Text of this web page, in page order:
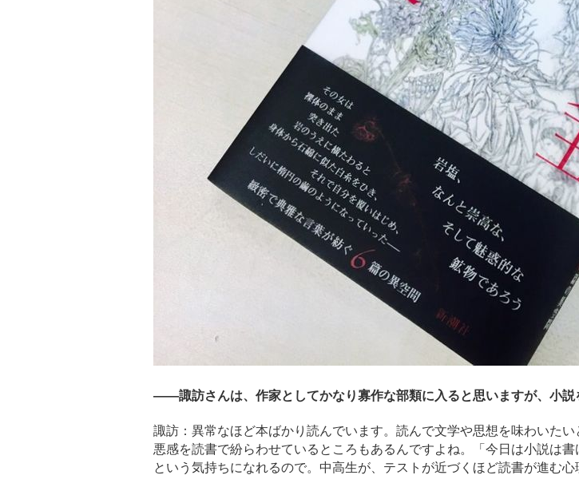
――諏訪さんは、作家としてかなり寡作な部類に入ると思いますが、小
諏訪：異常なほど本ばかり読んでいます。読んで文学や思想を味わいた
悪感を読書で紛らわせているところもあるんですよね。「今日は小説は
という気持ちになれるので。中高生が、テストが近づくほど読書が進む心